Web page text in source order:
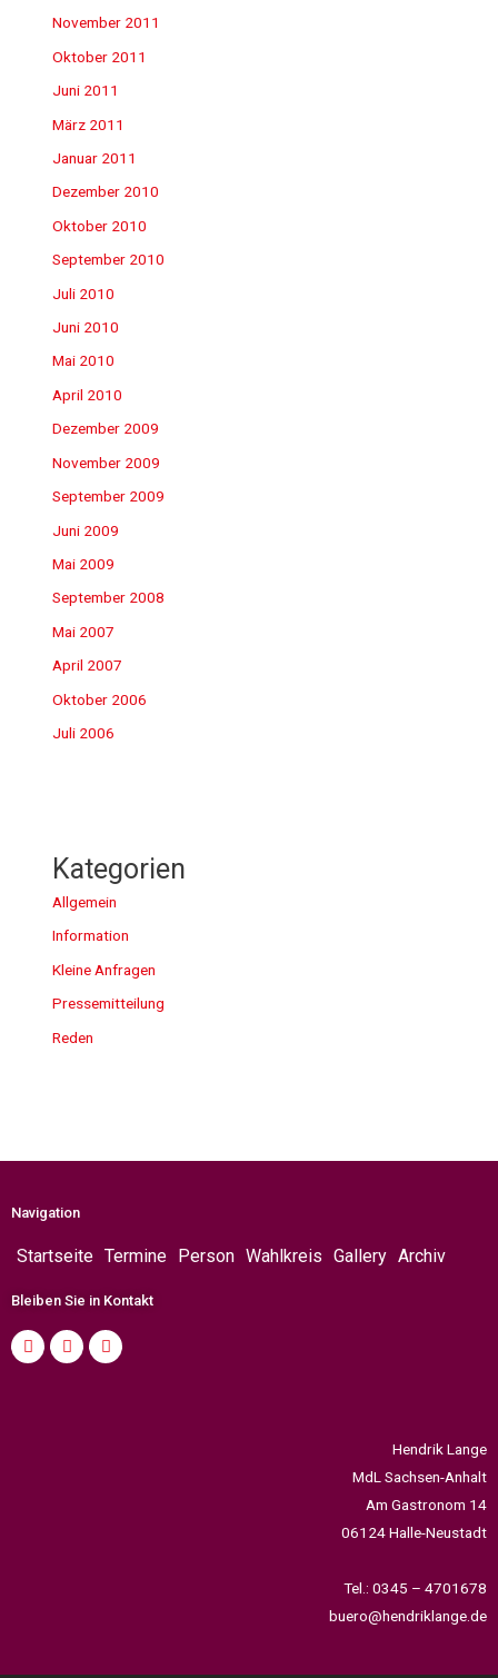
November 2011
Oktober 2011
Juni 2011
März 2011
Januar 2011
Dezember 2010
Oktober 2010
September 2010
Juli 2010
Juni 2010
Mai 2010
April 2010
Dezember 2009
November 2009
September 2009
Juni 2009
Mai 2009
September 2008
Mai 2007
April 2007
Oktober 2006
Juli 2006
Kategorien
Allgemein
Information
Kleine Anfragen
Pressemitteilung
Reden
Navigation
Startseite Termine Person Wahlkreis Gallery Archiv
Bleiben Sie in Kontakt
Hendrik Lange
MdL Sachsen-Anhalt
Am Gastronom 14
06124 Halle-Neustadt
Tel.: 0345 – 4701678
buero@hendriklange.de